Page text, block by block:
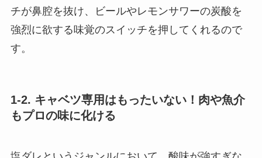
チが鼻腔を抜け、ビールやレモンサワーの炭酸を
強烈に欲する味覚のスイッチを押してくれるので
す。
1-2. キャベツ専用はもったいない！肉や魚介
もプロの味に化ける